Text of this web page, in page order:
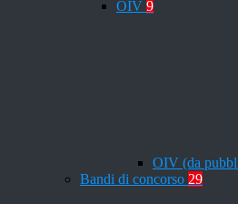
OIV 9
OIV (da
Bandi di concorso 29